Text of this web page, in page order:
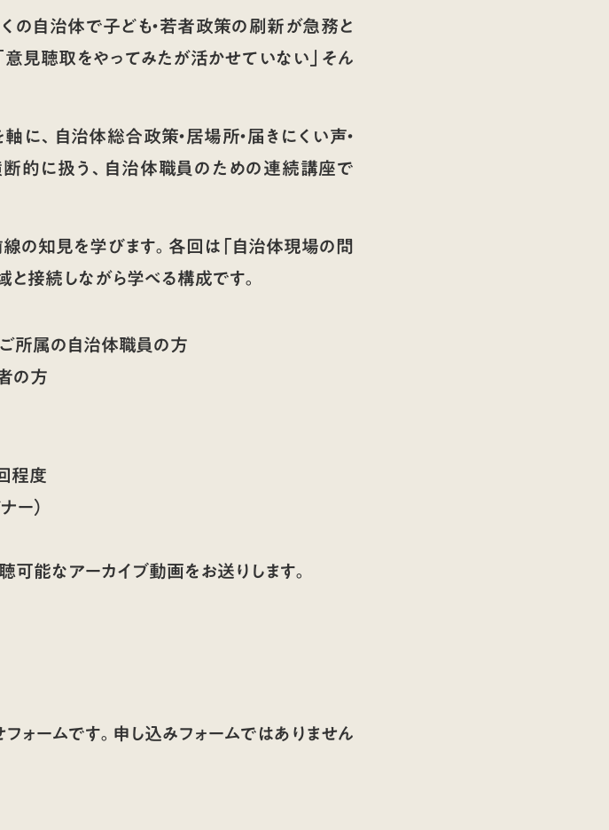
の自治体で子ども・若者政策の刷新が急務と
見聴取をやってみたが活かせていない」そん
、自治体総合政策・居場所・届きにくい声・
的に扱う、自治体職員のための連続講座で
の知見を学びます。各回は「自治体現場の問
接続しながら学べる構成です。
所属の自治体職員の方
の方
程度
ー）
能なアーカイブ動画をお送りします。
ームです。申し込みフォームではありません